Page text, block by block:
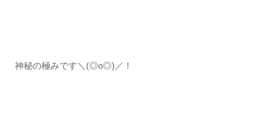
神秘の極みです＼(◎o◎)／！